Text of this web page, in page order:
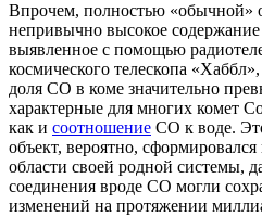
Впрочем, полностью «обычной»
непривычно высокое
выявленное с помощью
космического телескопа «Хаббл»,
доля CO в коме значительно
характерные для многих комет
как и соотношение CO к воде.
объект, вероятно,
области своей родной системы,
соединения вроде CO могли
изменений на протяжении